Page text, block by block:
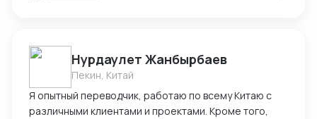
Нурдаулет Жанбырбаев
Пекин, Китай
Я опытный переводчик, работаю по всему Китаю с
различными клиентами и проектами. Кроме того,